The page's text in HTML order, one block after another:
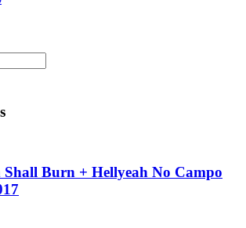
Burn + Hellyeah No Campo